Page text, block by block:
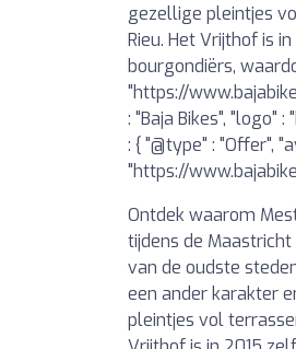
gezellige pleintjes
Rieu. Het Vrijthof is
bourgondiërs,
"https://
: "Baja Bikes",
: { "@type" : "Offer",
"https://
Ontdek waarom
tijdens de
van de oudste
een ander karakter
pleintjes vol